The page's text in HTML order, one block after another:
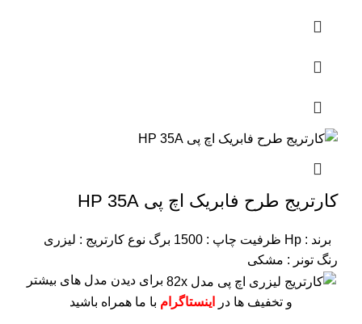
کارتریج طرح فابریک اچ پی HP 35A
برند : Hp ظرفیت چاپ : 1500 برگ
نوع کارتریج : لیزری
رنگ تونر : مشکی
برای دیدن مدل های بیشتر
و تخفیف ها در
اینستاگرام با ما همراه باشید